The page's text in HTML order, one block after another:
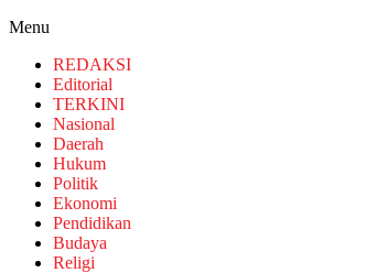
Menu
REDAKSI
Editorial
TERKINI
Nasional
Daerah
Hukum
Politik
Ekonomi
Pendidikan
Budaya
Religi